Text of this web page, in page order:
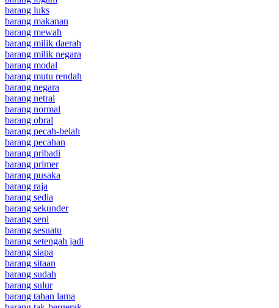
barang luks
barang makanan
barang mewah
barang milik daerah
barang milik negara
barang modal
barang mutu rendah
barang negara
barang netral
barang normal
barang obral
barang pecah-belah
barang pecahan
barang pribadi
barang primer
barang pusaka
barang raja
barang sedia
barang sekunder
barang seni
barang sesuatu
barang setengah jadi
barang siapa
barang sitaan
barang sudah
barang sulur
barang tahan lama